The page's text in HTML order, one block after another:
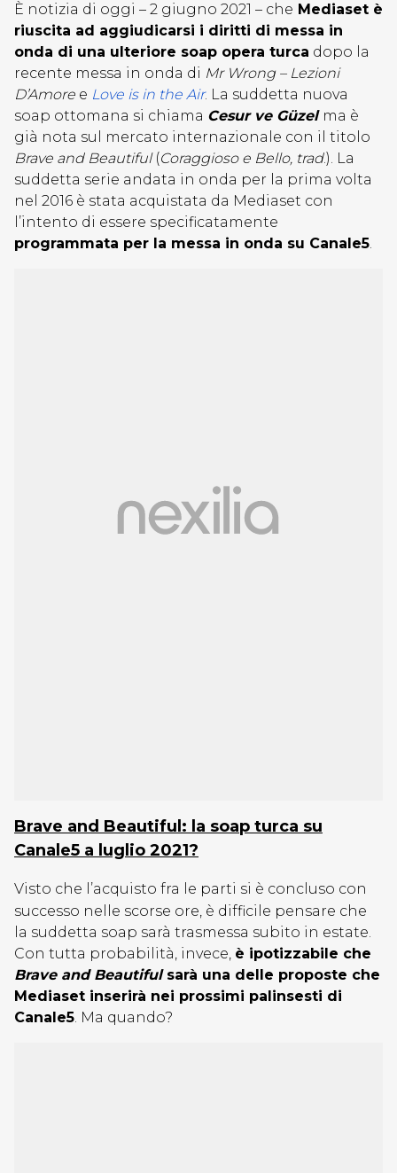
È notizia di oggi – 2 giugno 2021 – che Mediaset è
riuscita ad aggiudicarsi i diritti di messa in
onda di una ulteriore soap opera turca dopo la
recente messa in onda di Mr Wrong – Lezioni
D’Amore e Love is in the Air. La suddetta nuova
soap ottomana si chiama Cesur ve Güzel ma è
già nota sul mercato internazionale con il titolo
Brave and Beautiful(Coraggioso e Bello, trad.). La
suddetta serie andata in onda per la prima volta
nel 2016 è stata acquistata da Mediaset con
l’intento di essere specificatamente
programmata per la messa in onda su Canale5.
Brave and Beautiful: la soap turca su
Canale5 a luglio 2021?
Visto che l’acquisto fra le parti si è concluso con
successo nelle scorse ore, è difficile pensare che
la suddetta soap sarà trasmessa subito in estate.
Con tutta probabilità, invece, è ipotizzabile che
Brave and Beautiful sarà una delle proposte che
Mediaset inserirà nei prossimi palinsesti di
Canale5. Ma quando?